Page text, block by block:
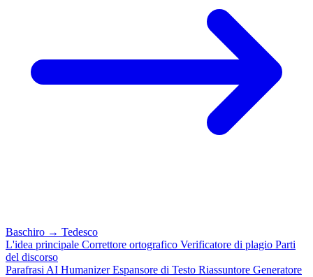
Baschiro → Tedesco
L'idea principale Correttore ortografico Verificatore di plagio Parti
del discorso
Parafrasi AI HumanizerEspansore di Testo Riassuntore Generatore